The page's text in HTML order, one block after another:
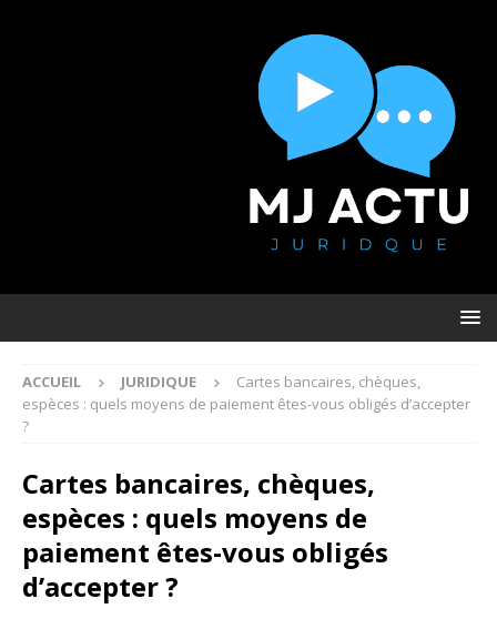
ACCUEIL JURIDIQUE
Cartes bancaires, chèques,
espèces : quels moyens de paiement êtes-vous obligés d’accepter
?
Cartes bancaires, chèques,
espèces : quels moyens de
paiement êtes-vous obligés
d’accepter ?